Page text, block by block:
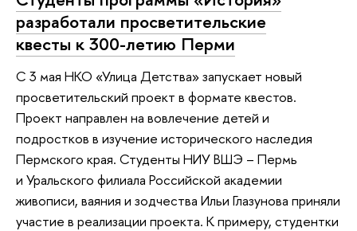
разработали просветительские
квесты к 300-летию Перми
C 3 мая НКО «Улица Детства» запускает новый
просветительский проект в формате квестов.
Проект направлен на вовлечение детей и
подростков в изучение исторического наследия
Пермского края. Студенты НИУ ВШЭ – Пермь
и Уральского филиала Российской академии
живописи, ваяния и зодчества Ильи Глазунова приняли
участие в реализации проекта. К примеру, студентки